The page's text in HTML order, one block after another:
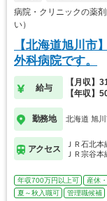
病院・クリニックの薬
い）
【北海道旭川市
外科病院です。
給与
【月収】
【年収】
勤務地 北海道 旭
アクセス
ＪＲ石北
ＪＲ宗谷
年収700万円以上可 産休
夏～秋入職可
管理職候補